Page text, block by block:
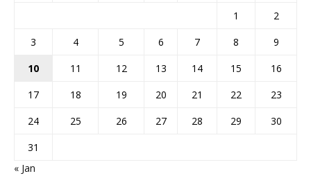
1
2
3
4 5 6 7 8
9
10
11 12 13 14 15
16
17
18 19 20 21 22
23
24
25 26 27 28 29
30
31
« Jan